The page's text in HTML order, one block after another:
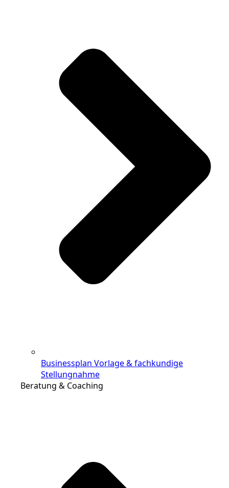
Businessplan Vorlage & fachkundige
Stellungnahme
Beratung & Coaching